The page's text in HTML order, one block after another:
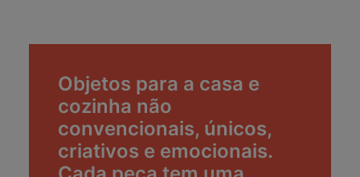
Objetos para a casa e
cozinha não
convencionais, únicos,
criativos e emocionais.